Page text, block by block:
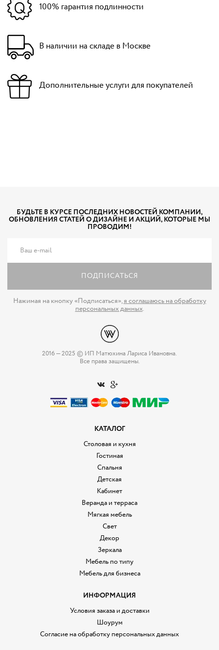
100% гарантия подлинности
В наличии на складе в Москве
Дополнительные услуги для покупателей
БУДЬТЕ В КУРСЕ ПОСЛЕДНИХ НОВОСТЕЙ КОМПАНИИ,
ОБНОВЛЕНИЯ СТАТЕЙ О ДИЗАЙНЕ И АКЦИЙ, КОТОРЫЕ МЫ
ПРОВОДИМ!
ПОДПИСАТЬСЯ
Нажимая на кнопку «Подписаться»,я соглашаюсь на обработку
персональных данных.
2016 — 2025 © ИП Матюхина Лариса Ивановна.
Все права защищены.
КАТАЛОГ
Столовая и кухня
Гостиная
Спальня
Детская
Кабинет
Веранда и терраса
Мягкая мебель
Свет
Декор
Зеркала
Мебель по типу
Мебель для бизнеса
ИНФОРМАЦИЯ
Условия заказа и доставки
Шоурум
Согласие на обработку персональных данных